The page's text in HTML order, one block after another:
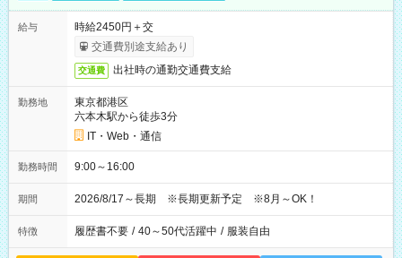
給与
時給2450円＋交
交通費別途支給あり
交通費 出社時の通勤交通費支給
勤務地
東京都港区
六本木駅から徒歩3分
IT・Web・通信
勤務時間 9:00～16:00
期間 2026/8/17～長期 ※長期更新予定 ※8月～OK！
特徴 履歴書不要 / 40～50代活躍中 / 服装自由